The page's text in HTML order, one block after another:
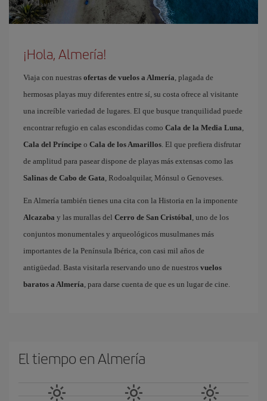
¡Hola, Almería!
Viaja con nuestras ofertas de vuelos a Almería, plagada de
hermosas playas muy diferentes entre sí, su costa ofrece al visitante
una increíble variedad de lugares. El que busque tranquilidad puede
encontrar refugio en calas escondidas como Cala de la Media Luna,
Cala del Príncipe o Cala de los Amarillos. El que prefiera disfrutar
de amplitud para pasear dispone de playas más extensas como las
Salinas de Cabo de Gata, Rodoalquilar, Mónsul o Genoveses.
En Almería también tienes una cita con la Historia en la imponente
Alcazaba y las murallas del Cerro de San Cristóbal, uno de los
conjuntos monumentales y arqueológicos musulmanes más
importantes de la Península Ibérica, con casi mil años de
antigüedad. Basta visitarla reservando uno de nuestros vuelos
baratos a Almería, para darse cuenta de que es un lugar de cine.
El tiempo en Almería